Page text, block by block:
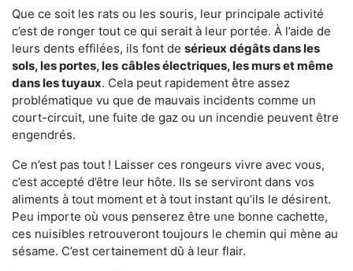
Que ce soit les rats ou les souris, leur principale activité
c’est de ronger tout ce qui serait à leur portée. À l’aide de
leurs dents effilées, ils font de sérieux dégâts dans les
sols, les portes, les câbles électriques, les murs et même
dans les tuyaux. Cela peut rapidement être assez
problématique vu que de mauvais incidents comme un
court-circuit, une fuite de gaz ou un incendie peuvent être
engendrés.
Ce n’est pas tout ! Laisser ces rongeurs vivre avec vous,
c’est accepté d’être leur hôte. Ils se serviront dans vos
aliments à tout moment et à tout instant qu’ils le désirent.
Peu importe où vous penserez être une bonne cachette,
ces nuisibles retrouveront toujours le chemin qui mène au
sésame. C’est certainement dû à leur flair.